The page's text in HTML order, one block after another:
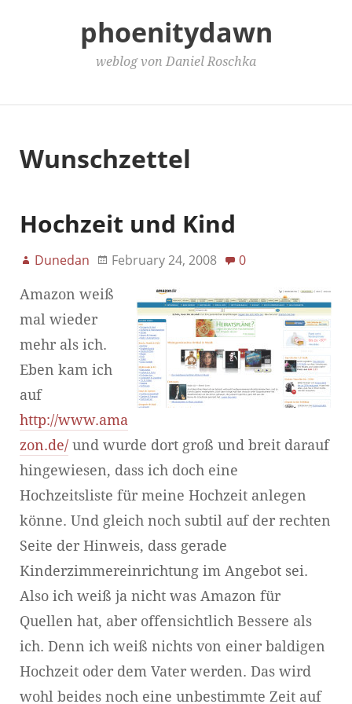
phoenitydawn
weblog von Daniel Roschka
Wunschzettel
Hochzeit und Kind
Dunedan February 24, 2008 0
Amazon weiß
mal wieder
mehr als ich.
Eben kam ich
auf
http://www.ama
zon.de/ und wurde dort groß und breit darauf
hingewiesen, dass ich doch eine
Hochzeitsliste für meine Hochzeit anlegen
könne. Und gleich noch subtil auf der rechten
Seite der Hinweis, dass gerade
Kinderzimmereinrichtung im Angebot sei.
Also ich weiß ja nicht was Amazon für
Quellen hat, aber offensichtlich Bessere als
ich. Denn ich weiß nichts von einer baldigen
Hochzeit oder dem Vater werden. Das wird
wohl beides noch eine unbestimmte Zeit auf